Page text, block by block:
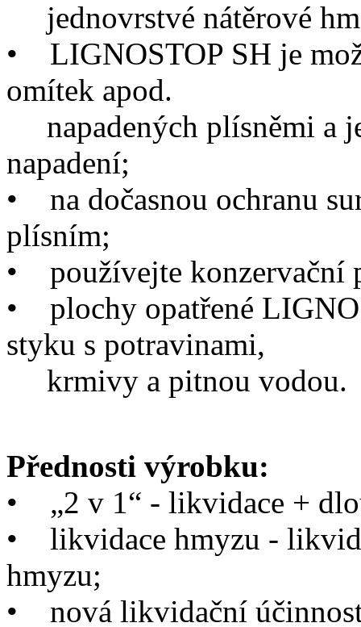
jednovrstvé nátěrové
•
LIGNOSTOP SH je
omítek apod.
napadených plísněmi a
napadení;
• na dočasnou ochranu
plísním;
• používejte konzervační
•
plochy opatřené
styku s potravinami,
krmivy a pitnou vodou.
Přednosti výrobku:
•
„2 v 1“ - likvidace +
•
likvidace hmyzu -
hmyzu;
•
nová likvidační